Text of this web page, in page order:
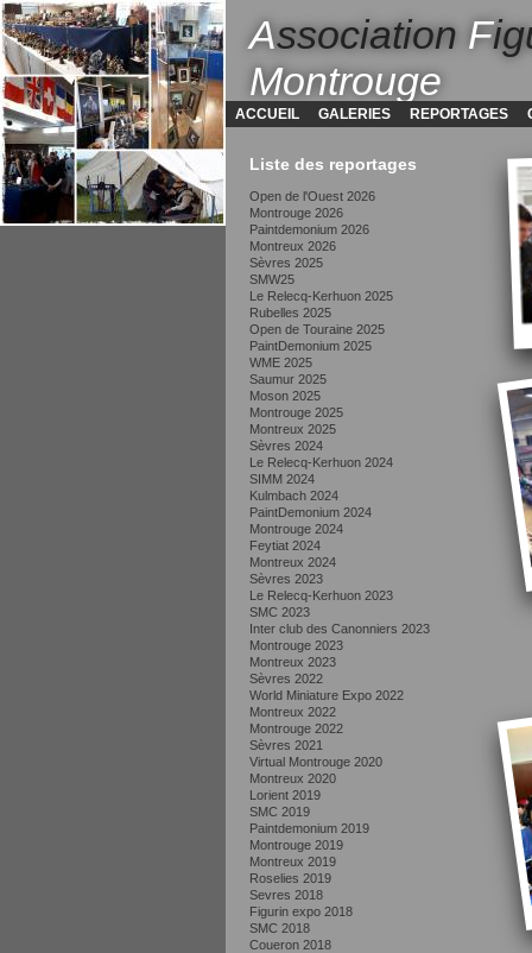
Association F
Montrouge
ACCUEIL GALERIES REPORTAGES
Liste des reportages
Open de l'Ouest 2026
Montrouge 2026
Paintdemonium 2026
Montreux 2026
Sèvres 2025
SMW25
Le Relecq-Kerhuon 2025
Rubelles 2025
Open de Touraine 2025
PaintDemonium 2025
WME 2025
Saumur 2025
Moson 2025
Montrouge 2025
Montreux 2025
Sèvres 2024
Le Relecq-Kerhuon 2024
SIMM 2024
Kulmbach 2024
PaintDemonium 2024
Montrouge 2024
Feytiat 2024
Montreux 2024
Sèvres 2023
Le Relecq-Kerhuon 2023
SMC 2023
Inter club des Canonniers 2023
Montrouge 2023
Montreux 2023
Sèvres 2022
World Miniature Expo 2022
Montreux 2022
Montrouge 2022
Sèvres 2021
Virtual Montrouge 2020
Montreux 2020
Lorient 2019
SMC 2019
Paintdemonium 2019
Montrouge 2019
Montreux 2019
Roselies 2019
Sevres 2018
Figurin expo 2018
SMC 2018
Coueron 2018